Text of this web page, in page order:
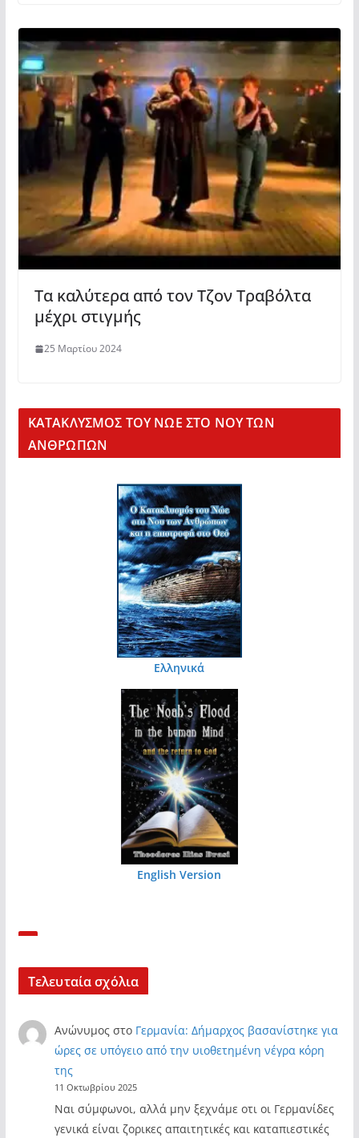
Τα καλύτερα από τον Τζον Τραβόλτα
μέχρι στιγμής
25 Μαρτίου 2024
KΑΤΑΚΛΥΣΜΟΣ ΤΟΥ ΝΩΕ ΣΤΟ ΝΟΥ ΤΩΝ
ΑΝΘΡΩΠΩΝ
Ελληνικά
English Version
Τελευταία σχόλια
Ανώνυμος στο Γερμανία: Δήμαρχος βασανίστηκε για
ώρες σε υπόγειο από την υιοθετημένη νέγρα κόρη
της
11 Οκτωβρίου 2025
Ναι σύμφωνοι, αλλά μην ξεχνάμε οτι οι Γερμανίδες
γενικά είναι ζορικες απαιτητικές και καταπιεστικές